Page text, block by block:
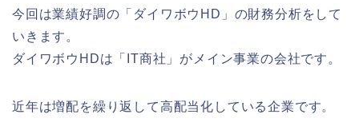
今回は業績好調の「ダイワボウHD」の財務分析をして
いきます。
ダイワボウHDは「IT商社」がメイン事業の会社です。
近年は増配を繰り返して高配当化している企業です。